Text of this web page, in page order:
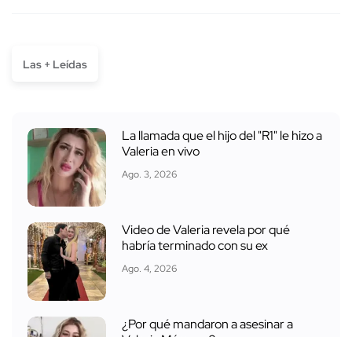
Las + Leídas
La llamada que el hijo del "R1" le hizo a
Valeria en vivo
Ago. 3, 2026
Video de Valeria revela por qué
habría terminado con su ex
Ago. 4, 2026
¿Por qué mandaron a asesinar a